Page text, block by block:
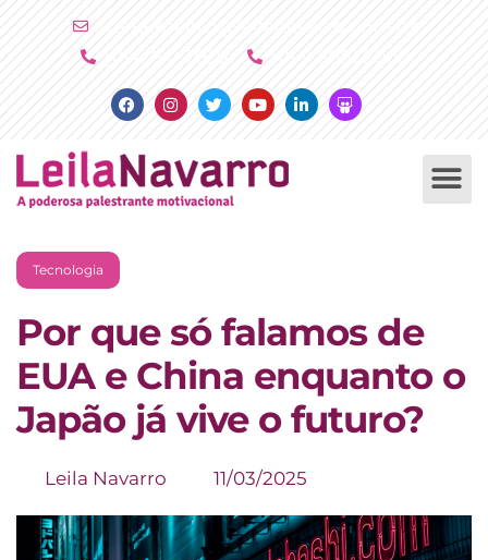
FacebookInstagramTwitterYoutubeLinkedinSlideshare
Tecnologia
Por que só falamos de
EUA e China enquanto o
Japão já vive o futuro?
Leila Navarro 11/03/2025